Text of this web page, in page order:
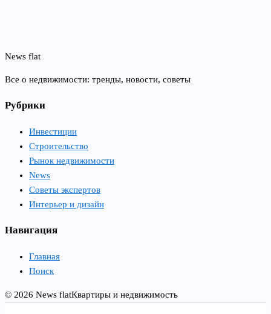
News flat
Все о недвижимости: тренды, новости, советы
Рубрики
Инвестиции
Строительство
Рынок недвижимости
News
Советы экспертов
Интерьер и дизайн
Навигация
Главная
Поиск
© 2026 News flatКвартиры и недвижимость